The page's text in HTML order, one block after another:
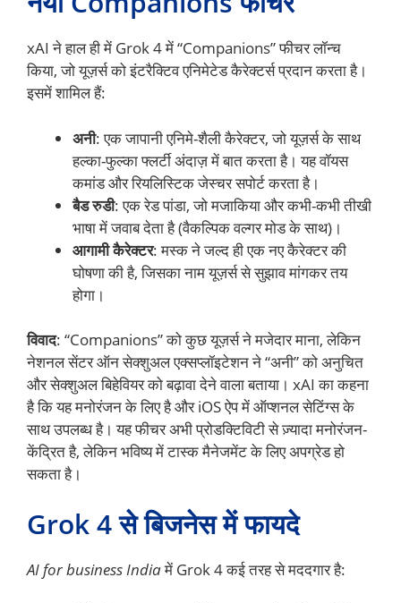
xAI ने हाल ही में Grok 4 में “Companions” फीचर लॉन्च
किया, जो यूज़र्स को इंटरैक्टिव एनिमेटेड कैरेक्टर्स प्रदान करता है।
इसमें शामिल हैं:
अनी: एक जापानी एनिमे-शैली कैरेक्टर, जो यूज़र्स के साथ
हल्का-फुल्का फ्लर्टी अंदाज़ में बात करता है। यह वॉयस
कमांड और रियलिस्टिक जेस्चर सपोर्ट करता है।
बैड रुडी: एक रेड पांडा, जो मजाकिया और कभी-कभी तीखी
भाषा में जवाब देता है (वैकल्पिक वल्गर मोड के साथ)।
आगामी कैरेक्टर: मस्क ने जल्द ही एक नए कैरेक्टर की
घोषणा की है, जिसका नाम यूज़र्स से सुझाव मांगकर तय
होगा।
विवाद: “Companions” को कुछ यूज़र्स ने मजेदार माना, लेकिन
नेशनल सेंटर ऑन सेक्शुअल एक्सप्लॉइटेशन ने “अनी” को अनुचित
और सेक्शुअल बिहेवियर को बढ़ावा देने वाला बताया। xAI का कहना
है कि यह मनोरंजन के लिए है और iOS ऐप में ऑप्शनल सेटिंग्स के
साथ उपलब्ध है। यह फीचर अभी प्रोडक्टिविटी से ज़्यादा मनोरंजन-
केंद्रित है, लेकिन भविष्य में टास्क मैनेजमेंट के लिए अपग्रेड हो
सकता है।
Grok 4 से बिजनेस में फायदे
AI for business Indiaमें Grok 4 कई तरह से मददगार है: